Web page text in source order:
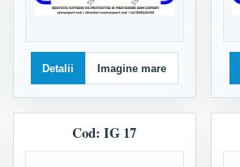
Detalii Imagine mare
Cod: IG 17